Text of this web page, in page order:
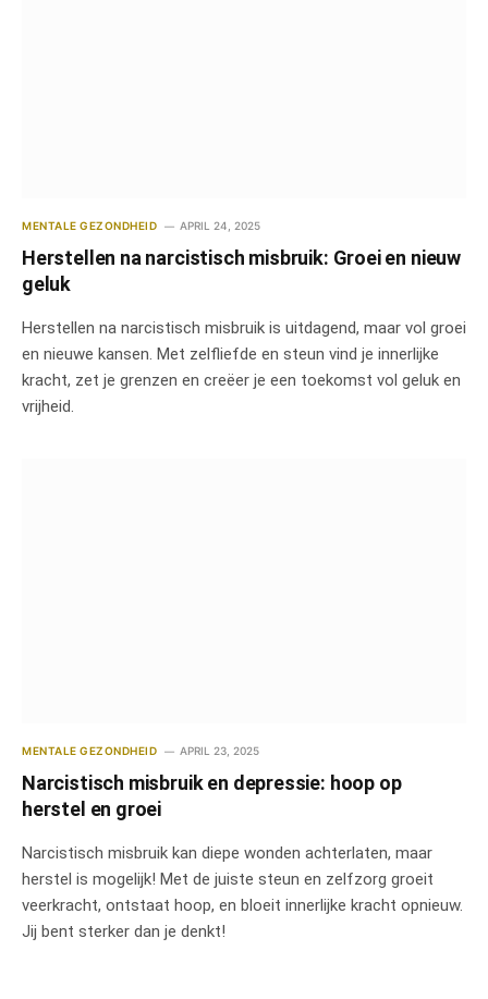
MENTALE GEZONDHEID APRIL 24, 2025
Herstellen na narcistisch misbruik: Groei en nieuw
geluk
Herstellen na narcistisch misbruik is uitdagend, maar vol groei
en nieuwe kansen. Met zelfliefde en steun vind je innerlijke
kracht, zet je grenzen en creëer je een toekomst vol geluk en
vrijheid.
MENTALE GEZONDHEID APRIL 23, 2025
Narcistisch misbruik en depressie: hoop op
herstel en groei
Narcistisch misbruik kan diepe wonden achterlaten, maar
herstel is mogelijk! Met de juiste steun en zelfzorg groeit
veerkracht, ontstaat hoop, en bloeit innerlijke kracht opnieuw.
Jij bent sterker dan je denkt!